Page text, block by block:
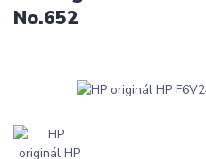
No.652